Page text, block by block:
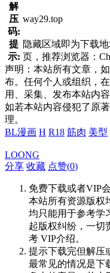
解
压
码:
way29.top
提
示:
隐藏区域即为下载
页，推荐浏览器：
声明：本站所有文章，
布。任何个人或组织，
用、采集、发布本站内
如若本站内容侵犯了原
理。
BL漫画 H R18 筋肉 美型
LOONG
分享 收藏 点赞(0)
免费下载或者VIP
本站所有资源版权
均只能用于参考学
起版权纠纷，一切
考 VIP介绍。
提示下载完但解压
最常见的情况是下